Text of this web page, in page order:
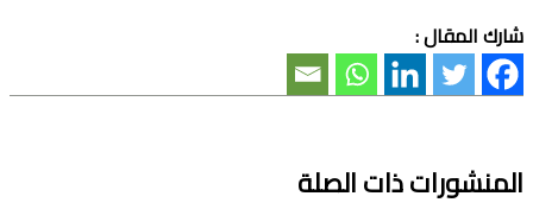
شارك المقال :
المنشورات ذات الصلة